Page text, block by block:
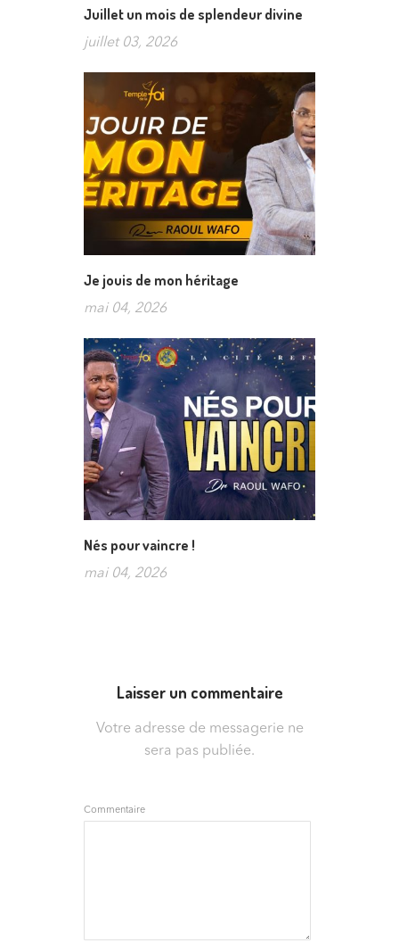
Juillet un mois de splendeur divine
juillet 03, 2026
Je jouis de mon héritage
mai 04, 2026
Nés pour vaincre !
mai 04, 2026
Laisser un commentaire
Votre adresse de messagerie ne
sera pas publiée.
Commentaire